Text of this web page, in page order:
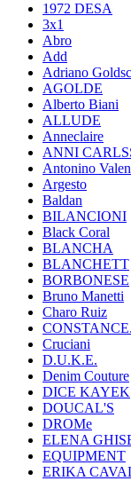
1972 DESA
3x1
Abro
Add
Adriano
AGOLDE
Alberto Biani
ALLUDE
Anneclaire
ANNI
Antonino
Argesto
Baldan
BILANCIONI
Black Coral
BLANCHA
BLANCHETT
BORBONESE
Bruno Manetti
Charo Ruiz
Cruciani
D.U.K.E.
Denim Couture
DICE KAYEK
DOUCAL'S
DROMe
ELENA
EQUIPMENT
ERIKA